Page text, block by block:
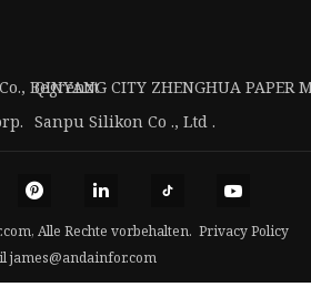
Begrenzt
QINYANG CITY ZHENGHUA PAPER
Sanpu Silikon Co ., Ltd .
Alle Rechte vorbehalten. Privacy Policy
james@andainfor.com